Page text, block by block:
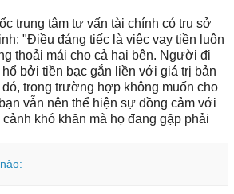
trung tâm tư vấn tài chính có trụ sở
"Điều đáng tiếc là việc vay tiền luôn
thoải mái cho cả hai bên. Người đi
bởi tiền bạc gắn liền với giá trị bản
trong trường hợp không muốn cho
vẫn nên thể hiện sự đồng cảm với
khó khăn mà họ đang gặp phải